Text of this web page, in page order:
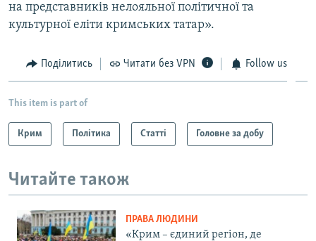
на представників нелояльної політичної та
культурної еліти кримських татар».
Поділитись Читати без VPN Follow us
This item is part of
Крим Політика Статті Головне за добу
Читайте також
ПРАВА ЛЮДИНИ
«Крим – єдиний регіон, де